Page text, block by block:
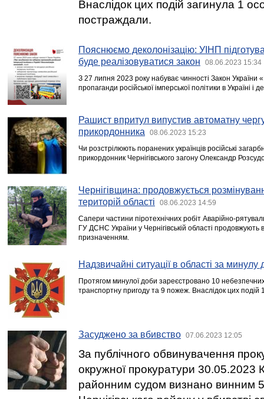
Внаслідок цих подій загинула 1
постраждали.
Пояснюємо деколонізацію: УІНП
буде реалізовуватися закон
08.06.2023 15:34
З 27 липня 2023 року набуває чинності Закон
пропаганди російської імперської політики в Україні і
Рашист впритул випустив автоматну
прикордонника
08.06.2023 15:23
Чи розстрілюють поранених українців російські
прикордонник Чернігівського загону Олександр
Чернігівщина: продовжується
територій області
08.06.2023 14:59
Сапери частини піротехнічних робіт Аварійно-
ГУ ДСНС України у Чернігівській області продовжують
призначенням.
Надзвичайні ситуації в області за минулу
Протягом минулої доби зареєстровано 10
транспортну пригоду та 9 пожеж. Внаслідок цих
Засуджено за вбивство 07.06.2023 12:05
За публічного обвинувачення
окружної прокуратури 30.05.2023
районним судом визнано винним